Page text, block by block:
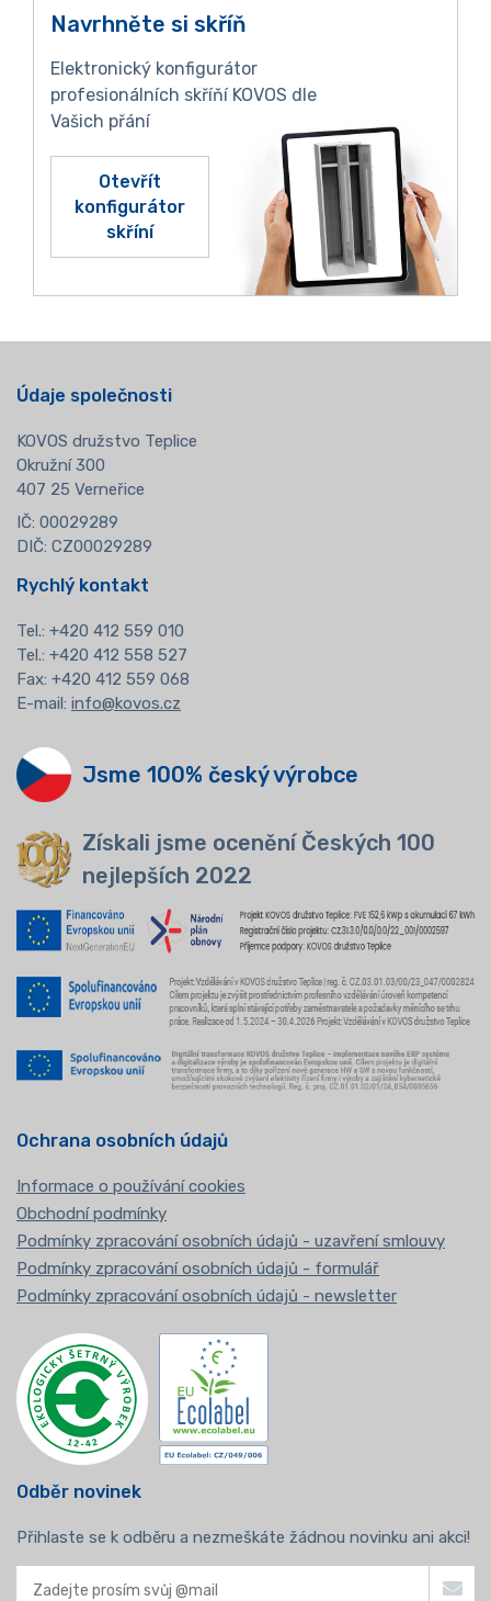
Navrhněte si skříň
Elektronický konfigurátor
profesionálních skříňí KOVOS dle
Vašich přání
Otevřít
konfigurátor
skříní
Údaje společnosti
KOVOS družstvo Teplice
Okružní 300
407 25 Verneřice
IČ: 00029289
DIČ: CZ00029289
Rychlý kontakt
Tel.: +420 412 559 010
Tel.: +420 412 558 527
Fax: +420 412 559 068
E-mail: info@kovos.cz
Jsme 100% český výrobce
Získali jsme ocenění Českých 100
nejlepších 2022
Ochrana osobních údajů
Informace o používání cookies
Obchodní podmínky
Podmínky zpracování osobních údajů - uzavření smlouvy
Podmínky zpracování osobních údajů - formulář
Podmínky zpracování osobních údajů - newsletter
Odběr novinek
Přihlaste se k odběru a nezmeškáte žádnou novinku ani akci!